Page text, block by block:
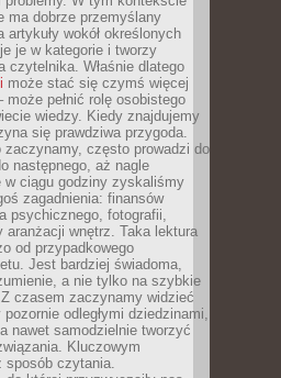
ma dobrze przemyślany
wokół określonych
je w kategorie i tworzy
czytelnika. Właśnie dlatego
może stać się czymś więcej
może pełnić rolę osobistego
wiedzy. Kiedy znajdujemy
się prawdziwa przygoda.
zaczynamy, często prowadzi do
następnego, aż nagle
w ciągu godziny zyskaliśmy
zagadnienia: finansów
psychicznego, fotografii,
aranżacji wnętrz. Taka lektura
od przypadkowego
Jest bardziej świadoma,
a nie tylko na szybkie
czasem zaczynamy widzieć
odległymi dziedzinami,
nawet samodzielnie tworzyć
Kluczowym
sposób czytania.